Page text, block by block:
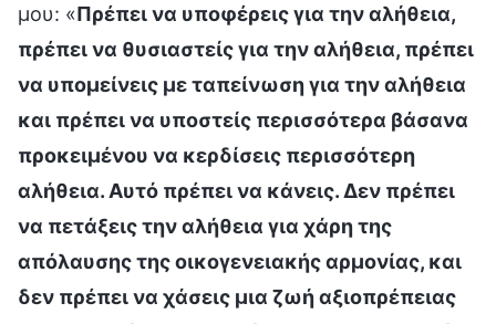
μου: «Πρέπει να υποφέρεις για την αλήθεια,
πρέπει να θυσιαστείς για την αλήθεια, πρέπει
να υπομείνεις με ταπείνωση για την αλήθεια
και πρέπει να υποστείς περισσότερα βάσανα
προκειμένου να κερδίσεις περισσότερη
αλήθεια. Αυτό πρέπει να κάνεις. Δεν πρέπει
να πετάξεις την αλήθεια για χάρη της
απόλαυσης της οικογενειακής αρμονίας, και
δεν πρέπει να χάσεις μια ζωή αξιοπρέπειας